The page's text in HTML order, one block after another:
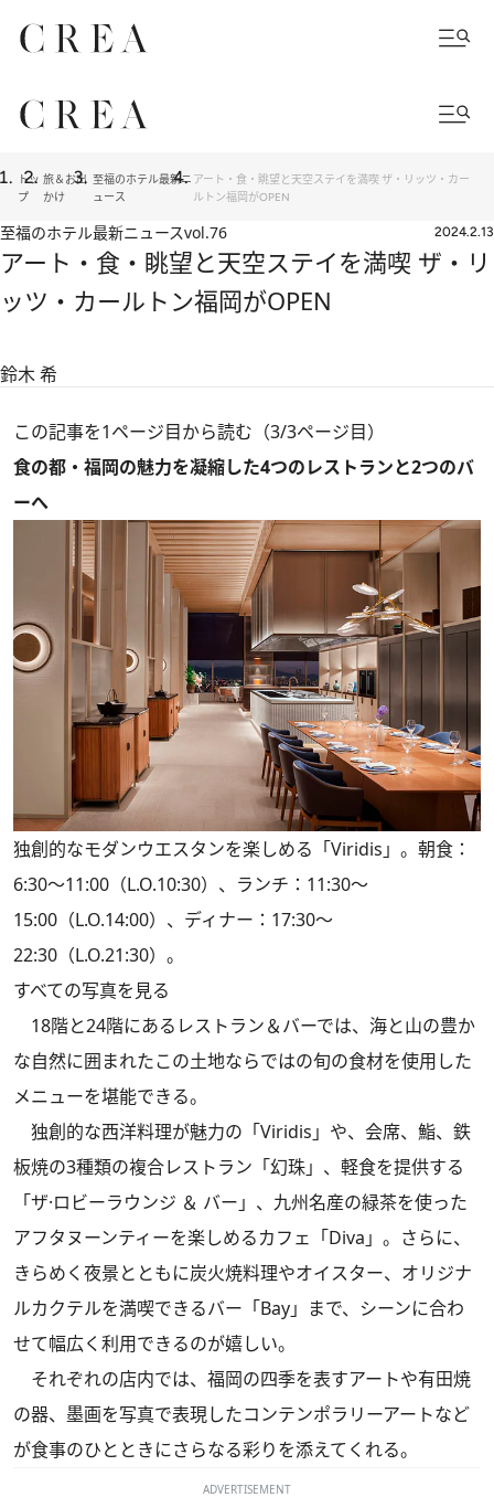
トッ
プ
旅＆お出
かけ
至福のホテル最新ニ
ュース
アート・食・眺望と天空ステイを満喫 ザ・リッツ・カー
ルトン福岡がOPEN
至福のホテル最新ニュースvol.76 2024.2.13
アート・食・眺望と天空ステイを満喫 ザ・リ
ッツ・カールトン福岡がOPEN
鈴木 希
この記事を1ページ目から読む（3/3ページ目）
食の都・福岡の魅力を凝縮した4つのレストランと2つのバ
ーへ
独創的なモダンウエスタンを楽しめる「Viridis」。朝食：
6:30～11:00（L.O.10:30）、ランチ：11:30～
15:00（L.O.14:00）、ディナー：17:30～
22:30（L.O.21:30）。
すべての写真を見る
18階と24階にあるレストラン＆バーでは、海と山の豊か
な自然に囲まれたこの土地ならではの旬の食材を使用した
メニューを堪能できる。
独創的な西洋料理が魅力の「Viridis」や、会席、鮨、鉄
板焼の3種類の複合レストラン「幻珠」、軽食を提供する
「ザ·ロビーラウンジ ＆ バー」、九州名産の緑茶を使った
アフタヌーンティーを楽しめるカフェ「Diva」。さらに、
きらめく夜景とともに炭火焼料理やオイスター、オリジナ
ルカクテルを満喫できるバー「Bay」まで、シーンに合わ
せて幅広く利用できるのが嬉しい。
それぞれの店内では、福岡の四季を表すアートや有田焼
の器、墨画を写真で表現したコンテンポラリーアートなど
が食事のひとときにさらなる彩りを添えてくれる。
ADVERTISEMENT